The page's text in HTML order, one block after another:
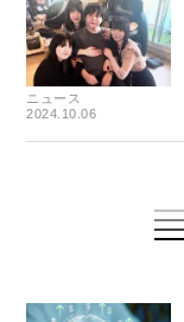
ニュース
2024.10.06